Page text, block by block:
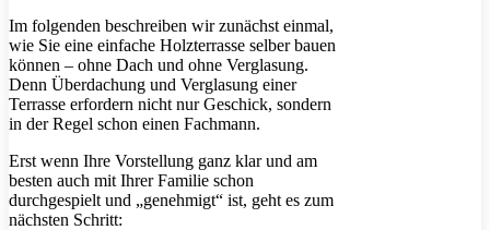
Im folgenden beschreiben wir zunächst einmal,
wie Sie eine einfache Holzterrasse selber bauen
können – ohne Dach und ohne Verglasung.
Denn Überdachung und Verglasung einer
Terrasse erfordern nicht nur Geschick, sondern
in der Regel schon einen Fachmann.
Erst wenn Ihre Vorstellung ganz klar und am
besten auch mit Ihrer Familie schon
durchgespielt und „genehmigt“ ist, geht es zum
nächsten Schritt: